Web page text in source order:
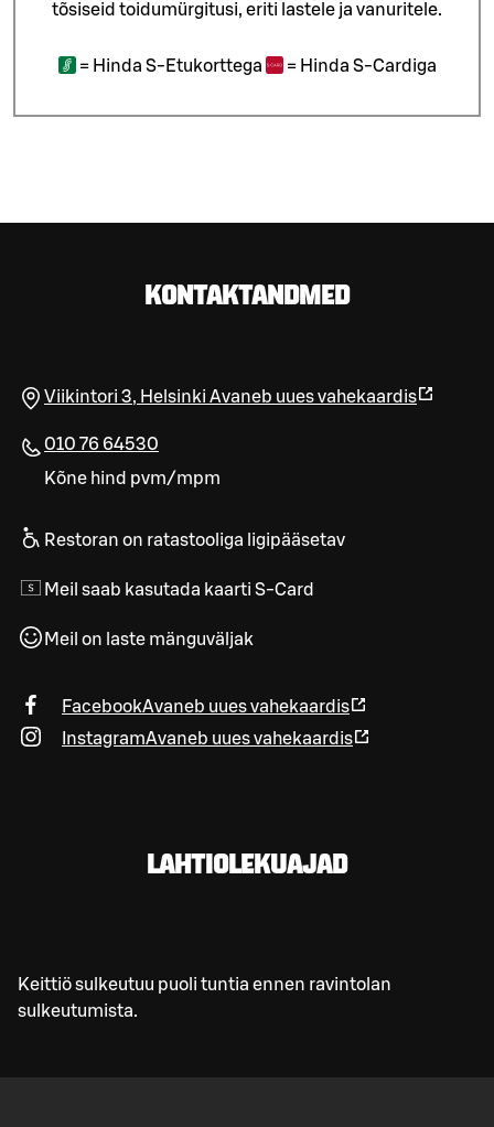
tõsiseid toidumürgitusi, eriti lastele ja vanuritele.
= Hinda S-Etukorttega = Hinda S-Cardiga
KONTAKTANDMED
Viikintori 3, Helsinki Avaneb uues vahekaardis
010 76 64530
Kõne hind pvm/mpm
Restoran on ratastooliga ligipääsetav
Meil saab kasutada kaarti S-Card
Meil on laste mänguväljak
FacebookAvaneb uues vahekaardis
InstagramAvaneb uues vahekaardis
LAHTIOLEKUAJAD
Keittiö sulkeutuu puoli tuntia ennen ravintolan
sulkeutumista.